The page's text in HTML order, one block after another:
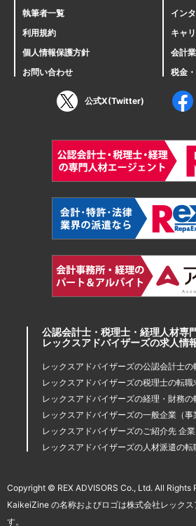
執筆者一覧
利用規約
個人情報保護方針
お問い合わせ
イン
キャ
会計
税金
公式X(Twitter)
公認会計士・税理士・経理人材専
レックスアドバイザーズの求人情
レックスアドバイザーズの公認会計士の
レックスアドバイザーズの税理士の転職
レックスアドバイザーズの経理・財務の
レックスアドバイザーズの一般企業（
レックスアドバイザーズのご紹介先 企
レックスアドバイザーズの人材派遣の転
Copyright © REX ADVISORS Co., Ltd. All Rights
KaikeiZine の名称およびロゴは株式会社レック
す。